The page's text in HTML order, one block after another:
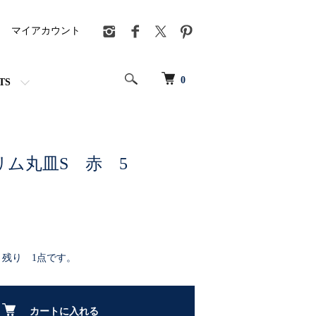
0
マイアカウント
ム丸皿S 赤 5
残り 1点です。
カートに入れる